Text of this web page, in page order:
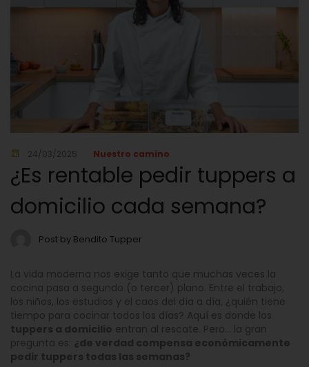
24/03/2025 Nuestro camino
¿Es rentable pedir tuppers a
domicilio cada semana?
Post by Bendito Tupper
La vida moderna nos exige tanto que muchas veces la
cocina pasa a segundo (o tercer) plano. Entre el trabajo,
los niños, los estudios y el caos del día a día, ¿quién tiene
tiempo para cocinar todos los días? Aquí es donde los
tuppers a domicilio entran al rescate. Pero… la gran
pregunta es: ¿de verdad compensa económicamente
pedir tuppers todas las semanas?